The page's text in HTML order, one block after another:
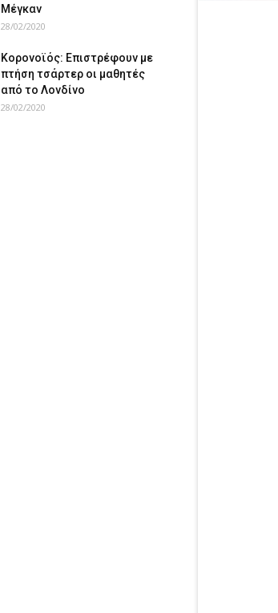
Μέγκαν
28/02/2020
Κορονοϊός: Επιστρέφουν με
πτήση τσάρτερ οι μαθητές
από το Λονδίνο
28/02/2020